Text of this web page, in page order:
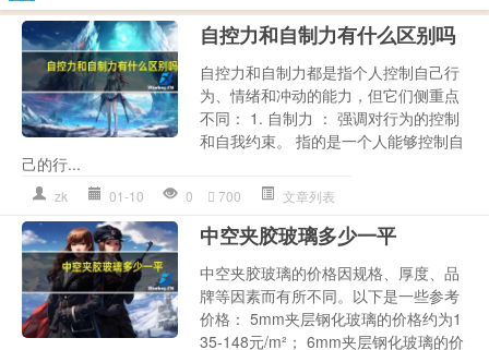
自控力和自制力有什么区别吗
自控力和自制力都是指个人控制自己行
为、情绪和冲动的能力，但它们侧重点
不同： 1. 自制力 ： 强调对行为的控制
和自我约束。 指的是一个人能够控制自
己的行...
zk 01-10 0 700 文章列表
中空夹胶玻璃多少一平
中空夹胶玻璃的价格因规格、厚度、品
牌等因素而有所不同。以下是一些参考
价格： 5mm夹层钢化玻璃的价格约为1
35-148元/m²； 6mm夹层钢化玻璃的价